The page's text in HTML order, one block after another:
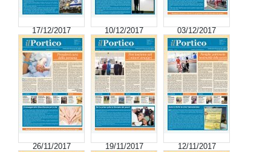
17/12/2017 10/12/2017 03/12/2017
26/11/2017 19/11/2017 12/11/2017